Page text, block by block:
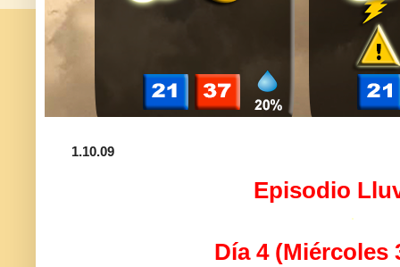
1.10.09
Episodio
.
Día 4 (Miércoles